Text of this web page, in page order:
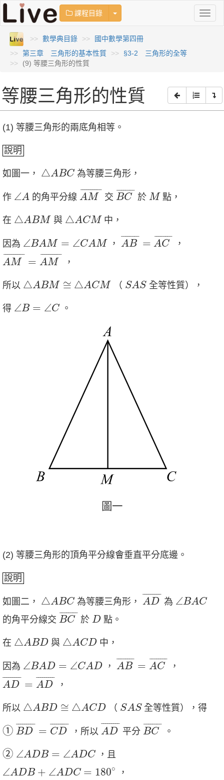
課程目錄 Toggle Dropdown
數學典目錄
國中數學第四冊
第三章 三角形的基本性質
§3-2 三角形的全等
(9) 等腰三角形的性質
等腰三角形的性質
(1) 等腰三角形的兩底角相等。
說明
如圖一， △ABC
△ A BC為等腰三角形，
作 ∠A
∠ A 的角平分線
¯¯¯¯¯¯¯¯¯¯
AM
AM¯
交
¯¯¯¯¯¯¯¯
BC
BC¯
於 M
M 點，
在 △ABM
△ A BM 與 △ACM
△ A CM 中，
因為 ∠BAM = ∠CAM
∠B A M= CAM ，
¯¯¯¯¯¯¯¯
AB = ¯¯¯¯¯¯¯¯
AC
AB¯ C¯
，
¯¯¯¯¯¯¯¯¯¯
AM = ¯¯¯¯¯¯¯¯¯¯
AM
AM¯= M¯
，
所以 △ABM ≅ △ACM
△ A BM≅△A C M （ SAS
SA S全等性質），
得 ∠B = ∠C
∠B C 。
圖一
圖
(2) 等腰三角形的頂角平分線會垂直平分底邊。
說明
如圖二， △ABC
△ A BC為等腰三角形，
¯¯¯¯¯¯¯¯¯
AD
AD¯
為 ∠BAC
∠B AC
的角平分線交
¯¯¯¯¯¯¯¯
BC
BC¯
於 D
D點。
在 △ABD
△ A BD 與 △ACD
△ A CD中，
因為 ∠BAD = ∠CAD
∠B A D= CA D ，
¯¯¯¯¯¯¯¯
AB = ¯¯¯¯¯¯¯¯
AC
AB¯ C¯
，
¯¯¯¯¯¯¯¯¯
AD = ¯¯¯¯¯¯¯¯¯
AD
AD¯ D¯
，
所以 △ABD ≅ △ACD
△ A BD≅△A CD （ SAS
S A S全等性質），得
① ¯¯¯¯¯¯¯¯¯
BD = ¯¯¯¯¯¯¯¯¯
CD
① BD¯= D¯
，所以
¯¯¯¯¯¯¯¯¯
AD
AD¯
平分
¯¯¯¯¯¯¯¯
BC
BC¯
。
② ∠ADB = ∠ADC
② ∠ A DB= ADC ，且
∠ADB + ∠ADC = 180∘
∠ A D B+ ∠ A D C=180∘ ，